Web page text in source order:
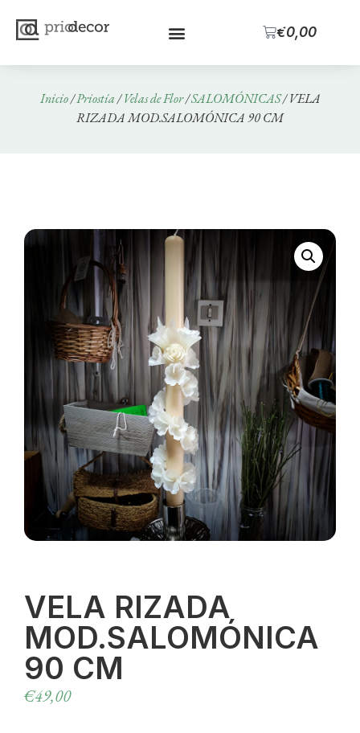
€0,00
Inicio/Priostía/Velas de Flor/SALOMÓNICAS/ VELA
RIZADA MOD.SALOMÓNICA 90 CM
VELA RIZADA
MOD.SALOMÓNICA
90 CM
€49,00